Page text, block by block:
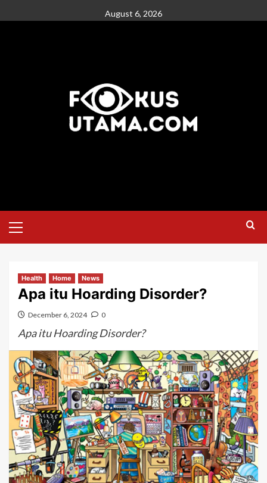
August 6, 2026
Health Home News
Apa itu Hoarding Disorder?
December 6, 2024 0
Apa itu Hoarding Disorder?